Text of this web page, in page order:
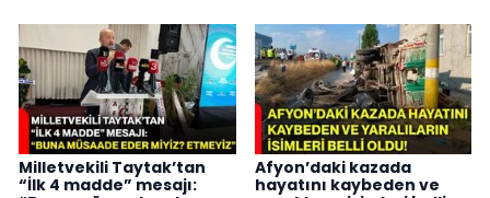
Milletvekili Taytak’tan
“İlk 4 madde” mesajı:
Afyon’daki kazada
hayatını kaybeden ve